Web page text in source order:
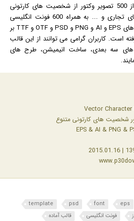
در این مجموعه شاهد بیش از 500 تصویر وکتور از شخصیت های کارتونی
و ... به همراه 600
فونت انگلیسی
مختلف می باشید که با فرمت های EPS و AI و PNG و PSD و OTF و TTF بر
است. کاربران گرامی می توانند از این قالب
سه بعدی، ساخت انیمیشن، طرح های
شخصیت های کارتونی متنوع
eps
font
psd
template
فونت انگلیسی
قالب آماده